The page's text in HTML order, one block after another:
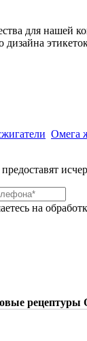
для нашей
дизайна
Омега
предоставят
на
рецептуры